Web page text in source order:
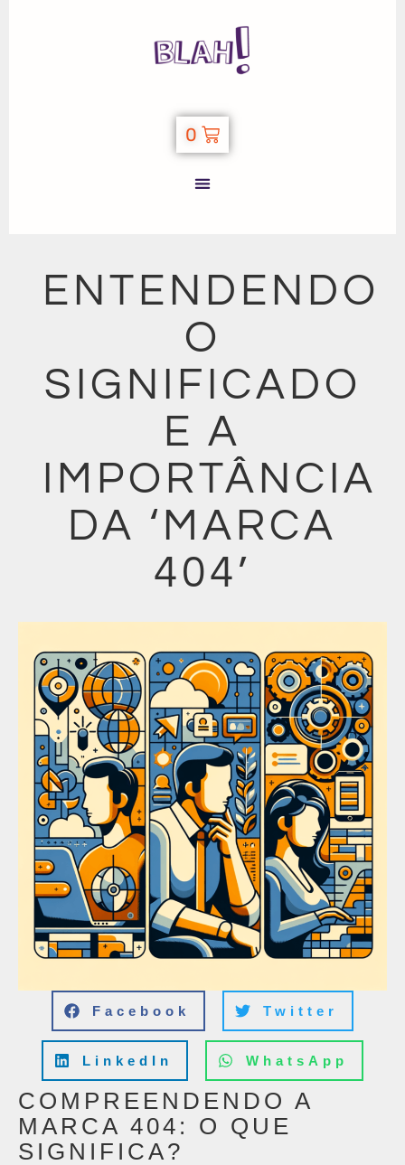
0
ENTENDENDO
O
SIGNIFICADO
E A
IMPORTÂNCIA
DA ‘MARCA
404’
Facebook Twitter
LinkedIn WhatsApp
COMPREENDENDO A
MARCA 404: O QUE
SIGNIFICA?